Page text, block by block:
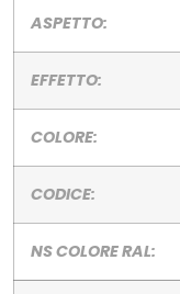
ASPETTO:
EFFETTO:
COLORE:
CODICE:
NS COLORE RAL: